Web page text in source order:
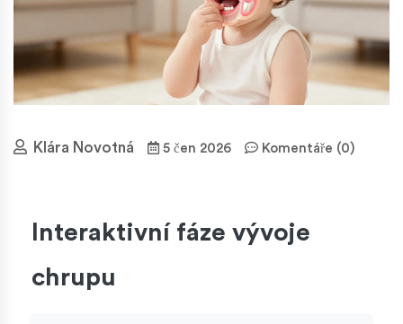
Klára Novotná 5 čen 2026 Komentáře (0)
Interaktivní fáze vývoje
chrupu